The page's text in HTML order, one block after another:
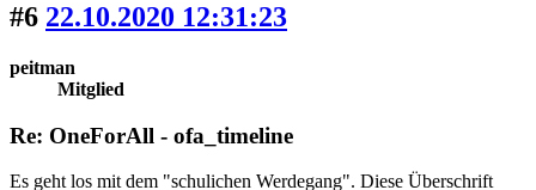
#6 22.10.2020 12:31:23
peitman
Mitglied
Re: OneForAll - ofa_timeline
Es geht los mit dem "schulichen Werdegang". Diese Überschrift